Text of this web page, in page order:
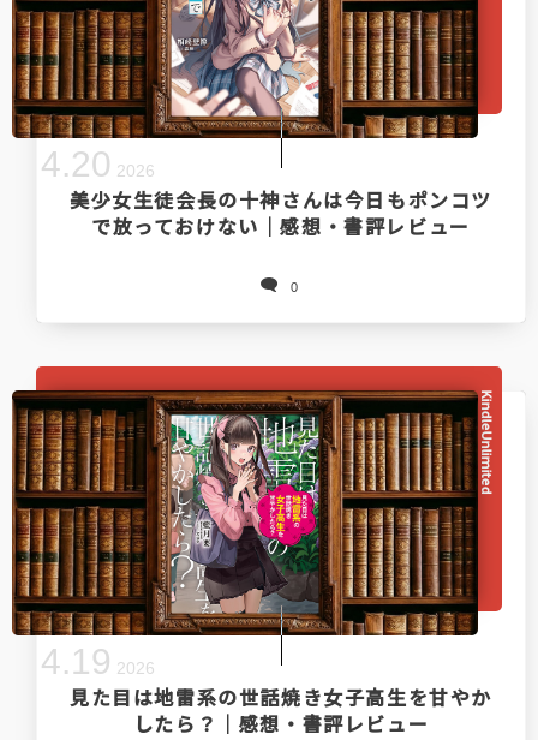
美少女生徒会長の十神さんは今日もポンコツ
で放っておけない｜感想・書評レビュー
0
4.20 2026
KindleUnlimited
見た目は地雷系の世話焼き女子高生を甘やか
したら？｜感想・書評レビュー
4.19 2026